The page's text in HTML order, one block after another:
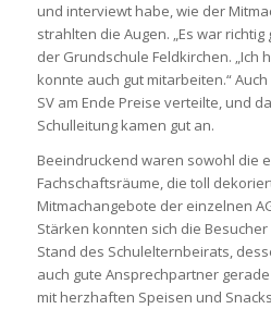
und interviewt habe, wie der
strahlten die Augen. „Es war
der Grundschule Feldkirchen. „Ich
konnte auch gut mitarbeiten.“
SV am Ende Preise verteilte, und
Schulleitung kamen gut an.
Beeindruckend waren sowohl die
Fachschaftsräume, die toll
Mitmachangebote der einzelnen
Stärken konnten sich die
Stand des Schulelternbeirats,
auch gute Ansprechpartner
mit herzhaften Speisen und